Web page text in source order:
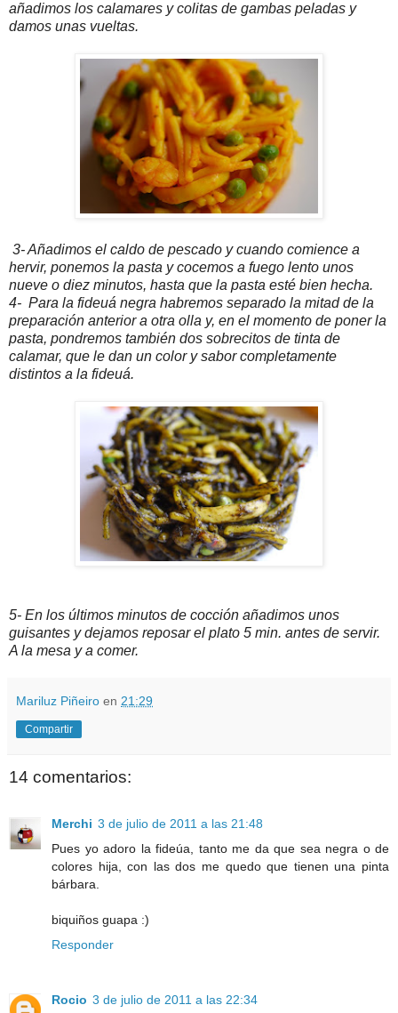
añadimos los calamares y colitas de gambas peladas y
damos unas vueltas.
3- Añadimos el caldo de pescado y cuando comience a
hervir, ponemos la pasta y cocemos a fuego lento unos
nueve o diez minutos, hasta que la pasta esté bien hecha.
4- Para la fideuá negra habremos separado la mitad de la
preparación anterior a otra olla y, en el momento de poner la
pasta, pondremos también dos sobrecitos de tinta de
calamar, que le dan un color y sabor completamente
distintos a la fideuá.
5- En los últimos minutos de cocción añadimos unos
guisantes y dejamos reposar el plato 5 min. antes de servir.
A la mesa y a comer.
Mariluz Piñeiro en 21:29
Compartir
14 comentarios:
Merchi 3 de julio de 2011 a las 21:48
Pues yo adoro la fideúa, tanto me da que sea negra o de
colores hija, con las dos me quedo que tienen una pinta
bárbara.
biquiños guapa :)
Responder
Rocio 3 de julio de 2011 a las 22:34